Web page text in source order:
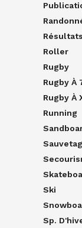
Résultats
Roller
Rugby
Rugby À
Rugby À
Running
Ski
Sp.